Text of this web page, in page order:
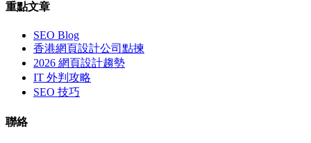
重點文章
SEO Blog
香港網頁設計公司點揀
2026 網頁設計趨勢
IT 外判攻略
SEO 技巧
聯絡